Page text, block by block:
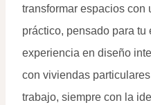
transformar espacios con
práctico, pensado para tu
experiencia en diseño
con viviendas
trabajo, siempre con la